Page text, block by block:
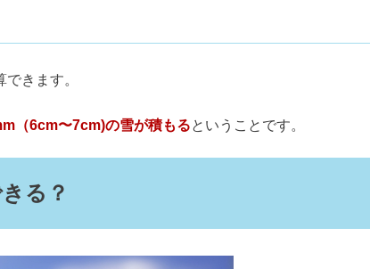
効果&男性・女性の口コミ
ネットで？取り寄せ方法も
？意味や拝み方・よだれかけ解説
ルで、手持ちのカバンやリュックは濡れることを覚悟しな